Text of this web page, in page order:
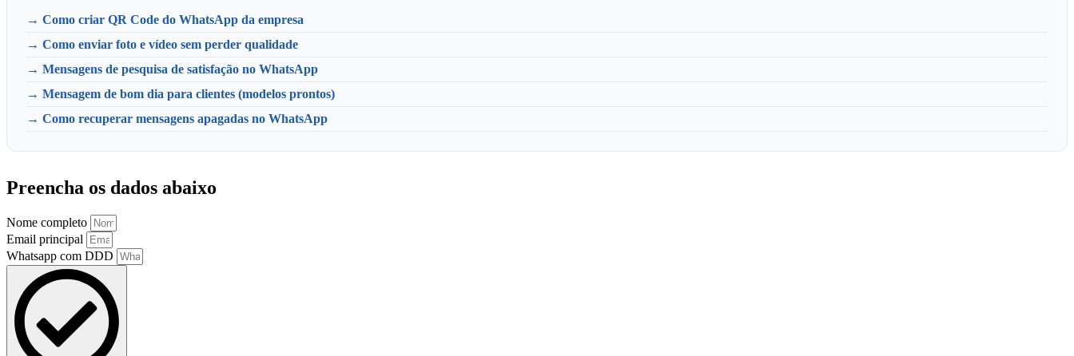
→ Como criar QR Code do WhatsApp da empresa
→ Como enviar foto e vídeo sem perder qualidade
→ Mensagens de pesquisa de satisfação no WhatsApp
→ Mensagem de bom dia para clientes (modelos prontos)
→ Como recuperar mensagens apagadas no WhatsApp
Preencha os dados abaixo
Nome completo
Email principal
Whatsapp com DDD